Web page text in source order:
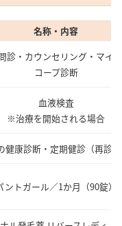
名称・内容
診・カウンセリング・マイ
コープ診断
血液検査
※治療を開始される場合
健康診断・定期健診（再診
ントガール／1か月（90錠）